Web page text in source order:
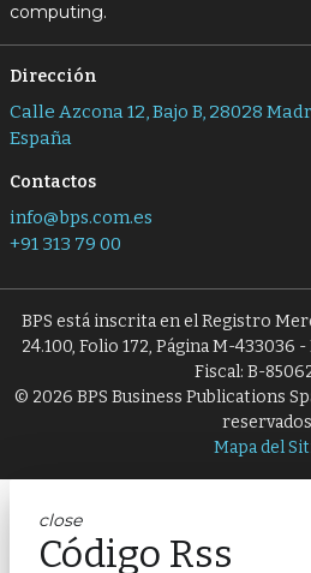
computing.
Dirección
Calle Azcona 12, Bajo B, 28028
España
Contactos
info@bps.com.es
+91 313 79 00
BPS está inscrita en el Registro
24.100, Folio 172, Página M-
Fiscal: B-
© 2026 BPS Business Publications
Mapa del
close
Código Rss